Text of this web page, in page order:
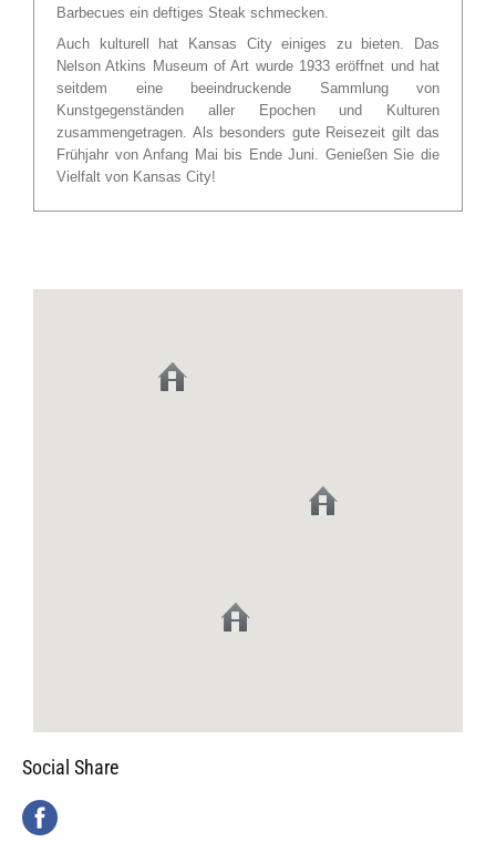
Barbecues ein deftiges Steak schmecken.
Auch kulturell hat Kansas City einiges zu bieten. Das
Nelson Atkins Museum of Art wurde 1933 eröffnet und hat
seitdem eine beeindruckende Sammlung von
Kunstgegenständen aller Epochen und Kulturen
zusammengetragen. Als besonders gute Reisezeit gilt das
Frühjahr von Anfang Mai bis Ende Juni. Genießen Sie die
Vielfalt von Kansas City!
Social Share